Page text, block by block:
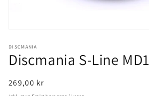
1
i
modal
DISCMANIA
Discmania S-Line MD1
Normal
269,00 kr